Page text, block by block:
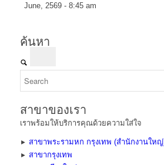
June, 2569 - 8:45 am
ค้นหา
สาขาของเรา
เราพร้อมให้บริการคุณด้วยความใส่ใจ
► สาขาพระรามหก กรุงเทพ (สำนักงานให
► สาขากรุงเทพ